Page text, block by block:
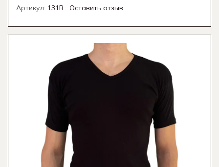
Артикул: 131B Оставить отзыв